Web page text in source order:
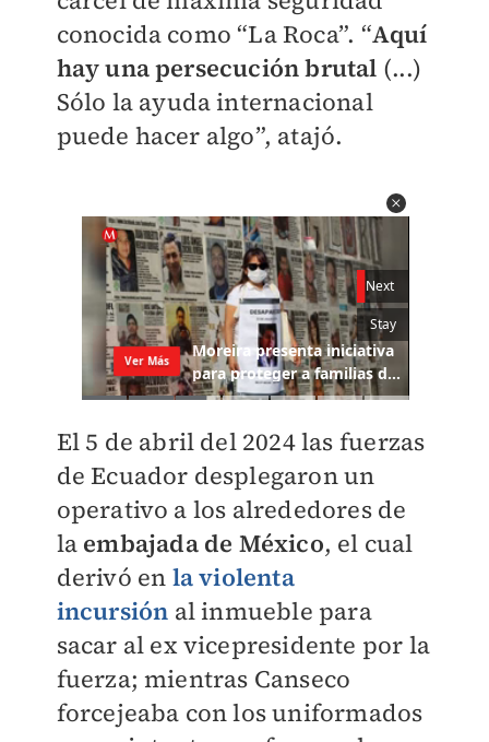
conocida como “La Roca”. “Aquí
hay una persecución brutal (...)
Sólo la ayuda internacional
puede hacer algo”, atajó.
El 5 de abril del 2024 las fuerzas
de Ecuador desplegaron un
operativo a los alrededores de
laembajada de México, el cual
derivó en la violenta
incursión al inmueble para
sacar al ex vicepresidente por la
fuerza; mientras Canseco
forcejeaba con los uniformados